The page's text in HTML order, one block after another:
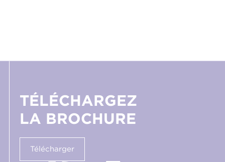
TÉLÉCHARGEZ
LA BROCHURE
Télécharger